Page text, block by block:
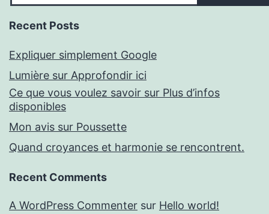
Recent Posts
Expliquer simplement Google
Lumière sur Approfondir ici
Ce que vous voulez savoir sur Plus d’infos
disponibles
Mon avis sur Poussette
Quand croyances et harmonie se rencontrent.
Recent Comments
A WordPress Commenter sur Hello world!